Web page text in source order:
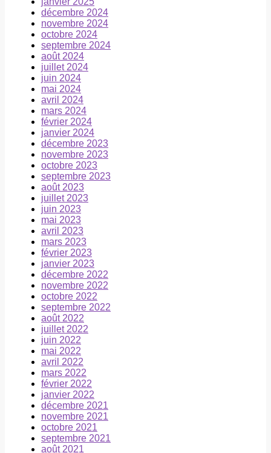
décembre 2024
novembre 2024
octobre 2024
septembre 2024
août 2024
juillet 2024
juin 2024
mai 2024
avril 2024
mars 2024
février 2024
janvier 2024
décembre 2023
novembre 2023
octobre 2023
septembre 2023
août 2023
juillet 2023
juin 2023
mai 2023
avril 2023
mars 2023
février 2023
janvier 2023
décembre 2022
novembre 2022
octobre 2022
septembre 2022
août 2022
juillet 2022
juin 2022
mai 2022
avril 2022
mars 2022
février 2022
janvier 2022
décembre 2021
novembre 2021
octobre 2021
septembre 2021
août 2021